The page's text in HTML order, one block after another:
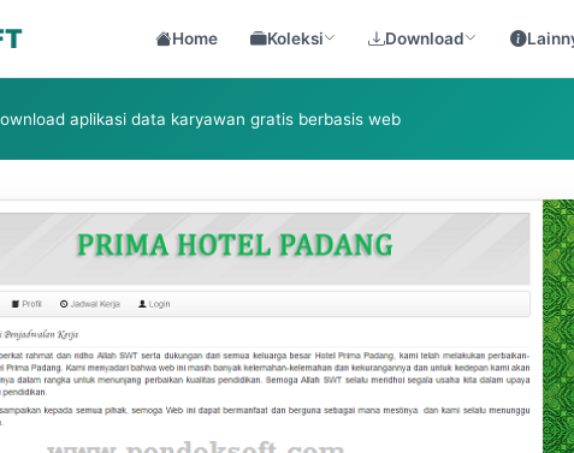
Home Koleksi Download
aplikasi data karyawan gratis berbasis web